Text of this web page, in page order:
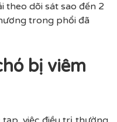
theo dõi sát sao đến 2
trong phổi đã
bị viêm